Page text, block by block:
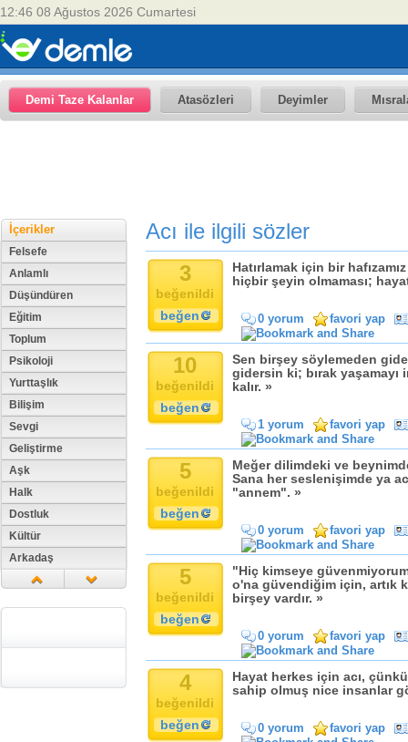
12:46 08 Ağustos 2026 Cumartesi
Demi Taze Kalanlar Atasözleri Deyimler
İçerikler
Felsefe
Anlamlı
Düşündüren
Eğitim
Toplum
Psikoloji
Yurttaşlık
Bilişim
Sevgi
Geliştirme
Aşk
Halk
Dostluk
Kültür
Arkadaş
Din
Zaman
Acı ile ilgili sözler
3
beğenildi
beğen
Hatırlamak için bir
hiçbir şeyin olmaması;
0 yorum favori yap
10
beğenildi
beğen
Sen birşey söylemeden
gidersin ki; bırak yaşamayı
kalır. »
1 yorum favori yap
5
beğenildi
beğen
Meğer dilimdeki ve
Sana her seslenişimde ya
"annem". »
0 yorum favori yap
5
beğenildi
beğen
"Hiç kimseye
o'na güvendiğim için, artık
birşey vardır. »
0 yorum favori yap
4
beğenildi
beğen
Hayat herkes için acı,
sahip olmuş nice insanlar
0 yorum favori yap